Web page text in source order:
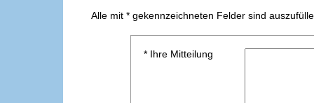
Alle mit * gekennzeichneten Felder sind
* Ihre Mitteilung